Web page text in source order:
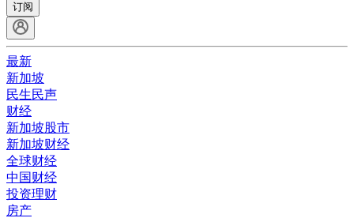
订阅
最新
新加坡
民生民声
财经
新加坡股市
新加坡财经
全球财经
中国财经
投资理财
房产